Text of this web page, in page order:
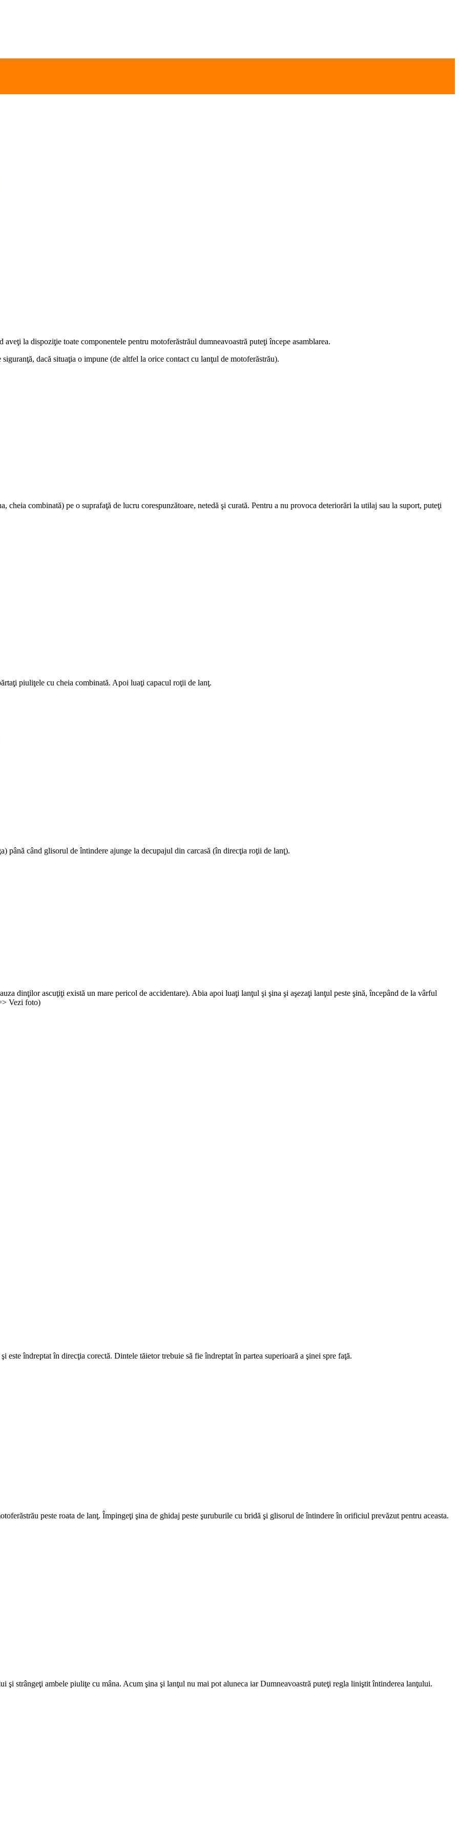
aveţi la dispoziţie toate componentele pentru motoferăstrăul dumneavoastră puteţi începe asamblarea.
dacă situaţia o impune (de altfel la orice contact cu lanţul de motoferăstrău).
cheia combinată) pe o suprafaţă de lucru corespunzătoare, netedă şi curată. Pentru a nu provoca deteriorări la utilaj sau la suport, puteţi
piuliţele cu cheia combinată. Apoi luaţi capacul roţii de lanţ.
până când glisorul de întindere ajunge la decupajul din carcasă (în direcţia roţii de lanţ).
dinţilor ascuţiţi există un mare pericol de accidentare). Abia apoi luaţi lanţul şi şina şi aşezaţi lanţul peste şină, începând de la vârful
Vezi foto)
este îndreptat în direcţia corectă. Dintele tăietor trebuie să fie îndreptat în partea superioară a şinei spre faţă.
peste roata de lanţ. Împingeţi şina de ghidaj peste şuruburile cu bridă şi glisorul de întindere în orificiul prevăzut pentru aceasta.
şi strângeţi ambele piuliţe cu mâna. Acum şina şi lanţul nu mai pot aluneca iar Dumneavoastră puteţi regla liniştit întinderea lanţului.